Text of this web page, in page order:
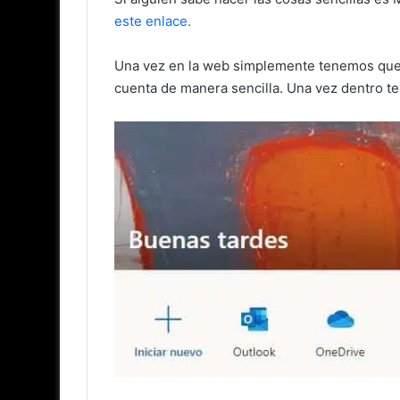
este enlace.
Una vez en la web simplemente tenemos
cuenta de manera sencilla. Una vez dentro